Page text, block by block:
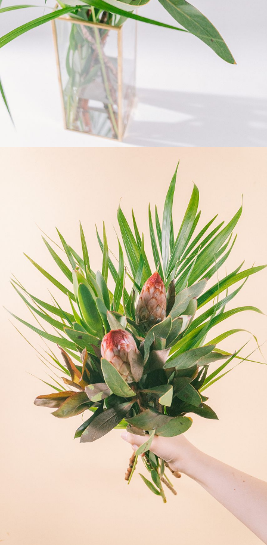
よくある質問
Q. 毎月自動でお花が届くサービスですか？
ただいま沖縄・離島エリアへの配送には対応しておりませ
Q. 配送日時は指定できますか？
お花をベストなタイミングで発送しているため、お届け日の
指定はできません。受け取り時間帯は、発送後にクロネコヤ
マトのアプリから変更可能です。
Q. 注文後にキャンセルできますか？
ご注文後一定時間内であればキャンセル可能です。